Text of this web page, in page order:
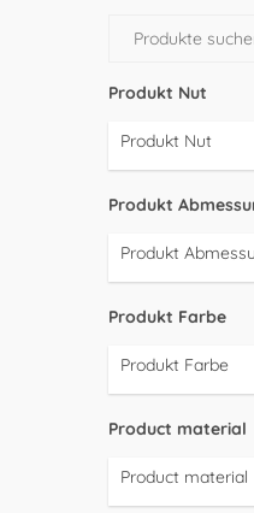
Produkt Nut
Produkt Nut
Produkt
Produkt
Produkt Farbe
Produkt Farbe
Product material
Product material